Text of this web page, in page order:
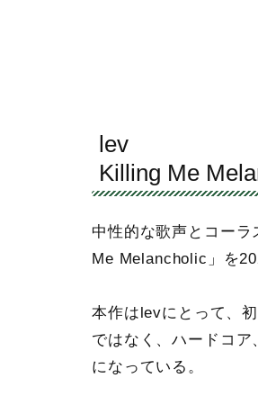
lev
Killing Me
中性的な歌声とコー
Me Melancholic」を
本作はlevにとって、
ではなく、ハードコ
になっている。